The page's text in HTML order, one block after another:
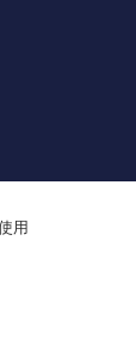
用